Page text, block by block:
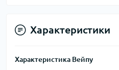
Характеристики
Характеристика Вейпу